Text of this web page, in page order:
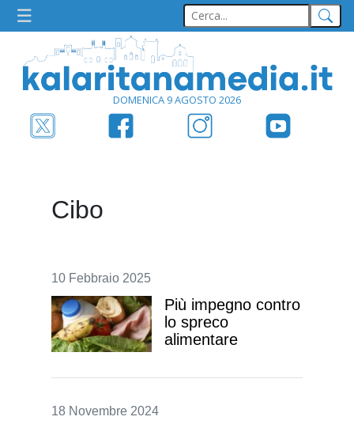
DOMENICA 9 AGOSTO 2026
Cibo
10 Febbraio 2025
Più impegno contro
lo spreco
alimentare
18 Novembre 2024